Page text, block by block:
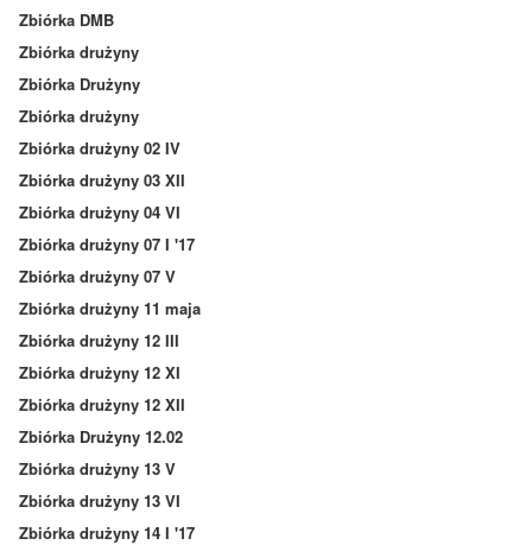
Zbiórka DMB
Zbiórka drużyny
Zbiórka Drużyny
Zbiórka drużyny
Zbiórka drużyny 02 IV
Zbiórka drużyny 03 XII
Zbiórka drużyny 04 VI
Zbiórka drużyny 07 I '17
Zbiórka drużyny 07 V
Zbiórka drużyny 11 maja
Zbiórka drużyny 12 III
Zbiórka drużyny 12 XI
Zbiórka drużyny 12 XII
Zbiórka Drużyny 12.02
Zbiórka drużyny 13 V
Zbiórka drużyny 13 VI
Zbiórka drużyny 14 I '17